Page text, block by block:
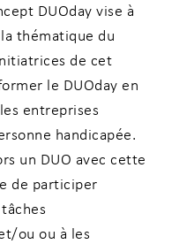
DUOday vise à
thématique du
de cet
le DUOday en
entreprises
handicapée.
un DUO avec cette
de participer
ou ou à les